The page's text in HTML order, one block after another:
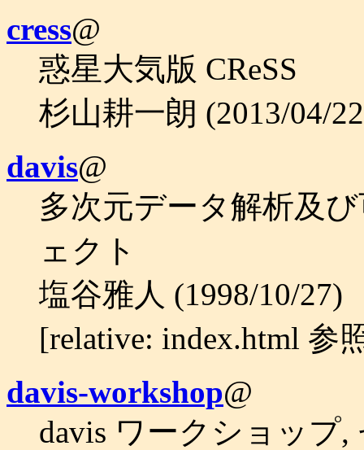
cress@
惑星大気版 CReSS
杉山耕一朗 (2013/04/
davis@
多次元データ解析及
ェクト
塩谷雅人 (1998/10/27)
[relative: index.html 参
davis-workshop@
davis ワークショップ,